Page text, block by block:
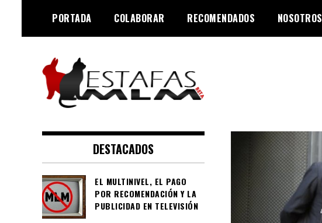
contenido
PORTADA COLABORAR RECOMENDADOS NOSOTROS
Estafas MLM
piramidales
DESTACADOS
EL MULTINIVEL, EL PAGO
POR RECOMENDACIÓN Y LA
PUBLICIDAD EN TELEVISIÓN